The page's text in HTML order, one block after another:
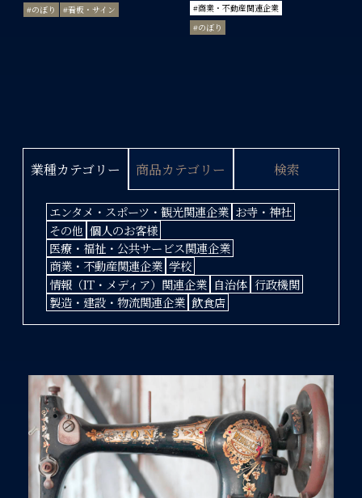
#のぼり
#看板・サイン
#商業・不動産関連企業
#のぼり
業種カテゴリー 商品カテゴリー 検索
エンタメ・スポーツ・観光関連企業 お寺・神社
その他 個人のお客様
医療・福祉・公共サービス関連企業
商業・不動産関連企業 学校
情報（IT・メディア）関連企業 自治体 行政機関
製造・建設・物流関連企業 飲食店